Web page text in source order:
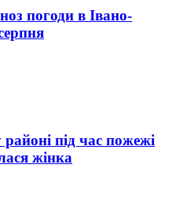
погоди в Івано-
під час пожежі
жінка